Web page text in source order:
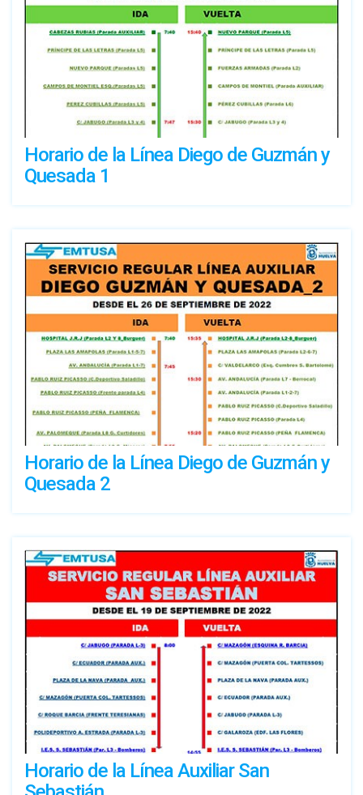
Horario de la Línea Diego de Guzmán y
Quesada 1
Horario de la Línea Diego de Guzmán y
Quesada 2
Horario de la Línea Auxiliar San